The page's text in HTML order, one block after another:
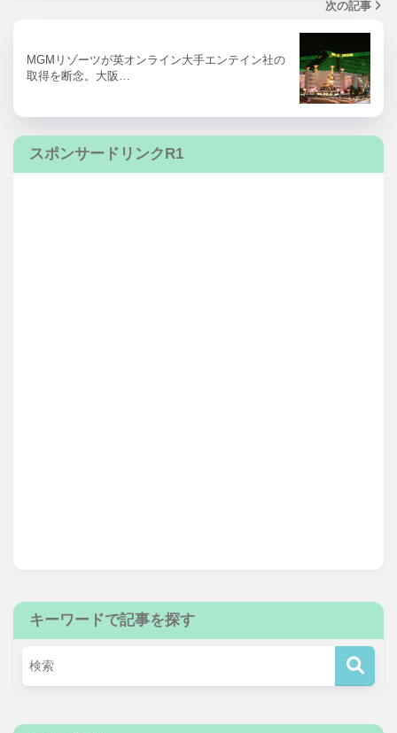
次の記事
MGMリゾーツが英オンライン大手エンテイン社の
取得を断念。大阪…
スポンサードリンクR1
キーワードで記事を探す